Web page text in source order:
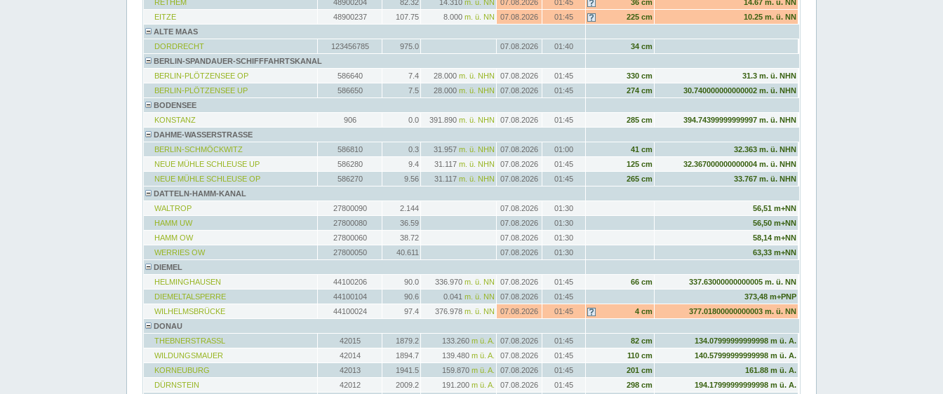
RETHEM
48900204 82.32 14.310 m. ü. NN 07.08.2026 01:45 36 cm
14.67 m. ü. NN
EITZE
48900237 107.75 8.000 m. ü. NN 07.08.2026 01:45 225 cm
10.25 m. ü. NN
ALTE MAAS
DORDRECHT
123456785 975.0 07.08.2026 01:40
34 cm
BERLIN-SPANDAUER-SCHIFFFAHRTSKANAL
BERLIN-PLÖTZENSEE OP
586640 7.4 28.000 m. ü. NHN 07.08.2026 01:45 330 cm
31.3 m. ü. NHN
BERLIN-PLÖTZENSEE UP
586650 7.5 28.000 m. ü. NHN 07.08.2026 01:45 274 cm
30.740000000000002 m. ü. NHN
BODENSEE
KONSTANZ
906 0.0 391.890 m. ü. NHN 07.08.2026 01:45 285 cm
394.74399999999997 m. ü. NHN
DAHME-WASSERSTRASSE
BERLIN-SCHMÖCKWITZ
586810 0.3 31.957 m. ü. NHN 07.08.2026 01:00 41 cm
32.363 m. ü. NHN
NEUE MÜHLE SCHLEUSE UP
586280 9.4 31.117 m. ü. NHN 07.08.2026 01:45 125 cm
32.367000000000004 m. ü. NHN
NEUE MÜHLE SCHLEUSE OP
586270 9.56 31.117 m. ü. NHN 07.08.2026 01:45 265 cm
33.767 m. ü. NHN
DATTELN-HAMM-KANAL
WALTROP
27800090 2.144 07.08.2026 01:30
56,51 m+NN
HAMM UW
27800080 36.59 07.08.2026 01:30
56,50 m+NN
HAMM OW
27800060 38.72 07.08.2026 01:30
58,14 m+NN
WERRIES OW
27800050 40.611 07.08.2026 01:30
63,33 m+NN
DIEMEL
HELMINGHAUSEN
44100206 90.0 336.970 m. ü. NN 07.08.2026 01:45 66 cm
337.63000000000005 m. ü. NN
DIEMELTALSPERRE
44100104 90.6 0.041 m. ü. NN 07.08.2026 01:45
373,48 m+PNP
WILHELMSBRÜCKE
44100024 97.4 376.978 m. ü. NN 07.08.2026 01:45 4 cm
377.01800000000003 m. ü. NN
DONAU
THEBNERSTRASSL
42015 1879.2 133.260 m ü. A. 07.08.2026 01:45 82 cm
134.07999999999998 m ü. A.
WILDUNGSMAUER
42014 1894.7 139.480 m ü. A. 07.08.2026 01:45 110 cm
140.57999999999998 m ü. A.
KORNEUBURG
42013 1941.5 159.870 m ü. A. 07.08.2026 01:45 201 cm
161.88 m ü. A.
DÜRNSTEIN
42012 2009.2 191.200 m ü. A. 07.08.2026 01:45 298 cm
194.17999999999998 m ü. A.